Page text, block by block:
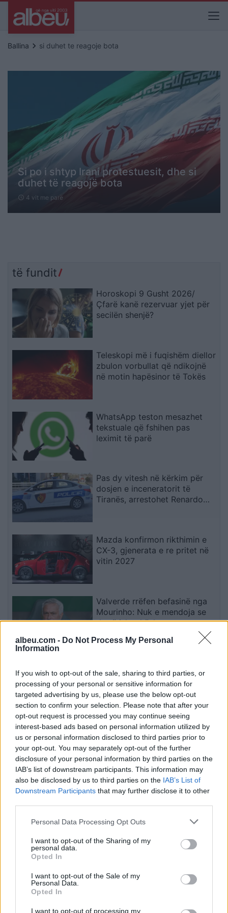
albeu.com - Do Not Process My Personal
Information
If you wish to opt-out of the sale, sharing to third parties, or
processing of your personal or sensitive information for
targeted advertising by us, please use the below opt-out
section to confirm your selection. Please note that after your
opt-out request is processed you may continue seeing
interest-based ads based on personal information utilized by
us or personal information disclosed to third parties prior to
your opt-out. You may separately opt-out of the further
disclosure of your personal information by third parties on the
IAB’s list of downstream participants. This information may
also be disclosed by us to third parties on the IAB’s List of
Downstream Participants that may further disclose it to other
Personal Data Processing Opt Outs
I want to opt-out of the Sharing of my
personal data.
Opted In
I want to opt-out of the Sale of my
Personal Data.
Opted In
I want to opt-out of processing my
Ballina keyboard_arrow_right si duhet te reagoje bota
Si po i shtyp Irani protestuesit, dhe si
duhet të reagojë bota
schedule 4 vit me parë
të fundit
Horoskopi 9 Gusht 2026/
Çfarë kanë rezervuar yjet për
secilën shenjë?
Teleskopi më i fuqishëm diellor
zbulon vorbullat që ndikojnë
në motin hapësinor të Tokës
WhatsApp teston mesazhet
tekstuale që fshihen pas
leximit të parë
Pas dy vitesh në kërkim për
dosjen e inceneratorit të
Tiranës, arrestohet Renardo
Mazda konfirmon rikthimin e
CX-3, gjenerata e re pritet në
vitin 2027
Valverde rrëfen befasinë nga
Mourinho: Nuk e mendoja se
do të ishte kështu
ndezi zjarr për të djegur barin
dhe flakët u përhapën drejt
malit
Esim for Global|Esim for Europe|
Esim for Caribbean